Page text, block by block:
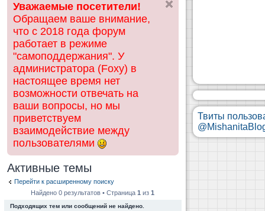
ск
Уважаемые посетители!
Обращаем ваше внимание,
что с 2018 года форум
работает в режиме
"самоподдержания". У
администратора (Foxy) в
настоящее время нет
возможности отвечать на
ваши вопросы, но мы
приветствуем
взаимодействие между
пользователями
Активные темы
Перейти к расширенному поиску
Найдено 0 результатов • Страница1 из1
Подходящих тем или сообщений не найдено.
Твиты